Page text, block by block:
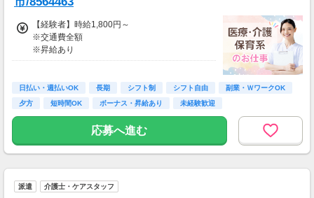
（稼働開始時は手続き完了次第となります）
交通費：別途全額支給
※車・バイク通勤に関して施設により異なる場
合あり（応相談）
【経験者】時給1,800円～
※交通費全額
※昇給あり
◎日勤／経験者の場合
・日収(1,800*8)円（時給1,800円×8h）
※資格手当あり（時給50円～UP/資格の種類に
日払い・週払いOK 長期 シフト制 シフト自由
副業・ＷワークOK
夕方
短時間OK ボーナス・昇給あり 未経験歓迎
応募へ進む
派遣 介護士・ケアスタッフ